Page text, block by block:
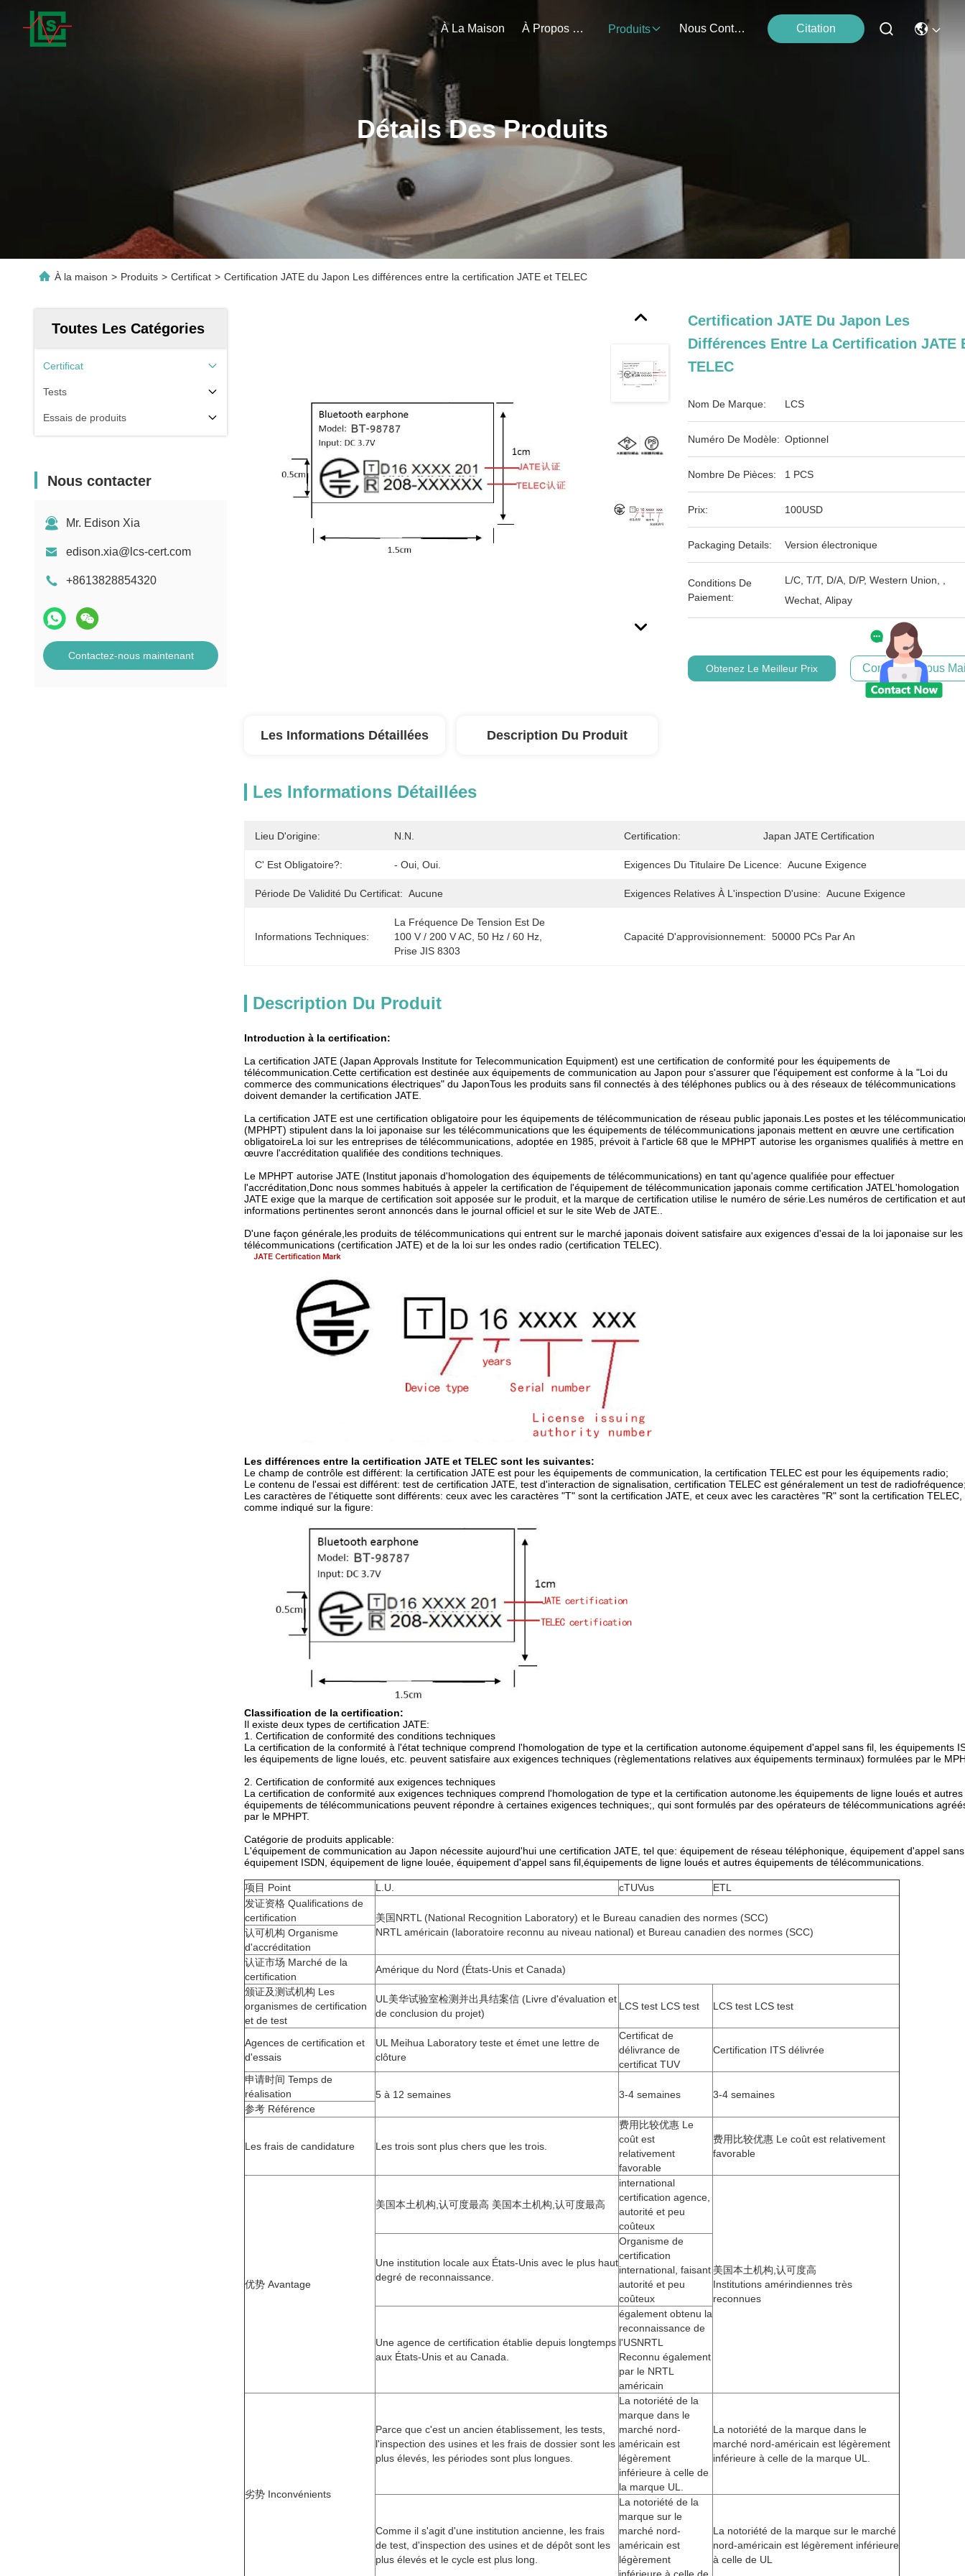
À La Maison À Propos De Nous Produits Nous Contacter Citation
Détails Des Produits
À la maison > Produits > Certificat > Certification JATE du Japon Les différences entre la certification JATE et TELEC
Toutes Les Catégories
Certificat
Tests
Essais de produits
Nous contacter
Mr. Edison Xia
edison.xia@lcs-cert.com
+8613828854320
Contactez-nous maintenant
Certification JATE Du Japon Les
Différences Entre La Certification JATE
TELEC
Nom De Marque: LCS
Numéro De Modèle: Optionnel
Nombre De Pièces: 1 PCS
Prix: 100USD
Packaging Details: Version électronique
Conditions De
Paiement:
L/C, T/T, D/A, D/P, Western Union, ,
Wechat, Alipay
Obtenez Le Meilleur Prix Contactez-Nous
Les Informations Détaillées Description Du Produit
Les Informations Détaillées
Lieu D'origine: N.N. Certification: Japan JATE Certification
C' Est Obligatoire?: - Oui, Oui. Exigences Du Titulaire De Licence: Aucune Exigence
Période De Validité Du Certificat: Aucune Exigences Relatives À L'inspection D'usine: Aucune Exigence
Informations Techniques:
La Fréquence De Tension Est De
100 V / 200 V AC, 50 Hz / 60 Hz,
Prise JIS 8303
Capacité D'approvisionnement: 50000 PCs Par An
Description Du Produit
Introduction à la certification:
La certification JATE (Japan Approvals Institute for Telecommunication Equipment) est une certification de conformité pour les équipements de
télécommunication.Cette certification est destinée aux équipements de communication au Japon pour s'assurer que l'équipement est conforme à la "Loi du
commerce des communications électriques" du JaponTous les produits sans fil connectés à des téléphones publics ou à des réseaux de télécommunications
doivent demander la certification JATE.
La certification JATE est une certification obligatoire pour les équipements de télécommunication de réseau public japonais.Les postes et les
(MPHPT) stipulent dans la loi japonaise sur les télécommunications que les équipements de télécommunications japonais mettent en œuvre une certification
obligatoireLa loi sur les entreprises de télécommunications, adoptée en 1985, prévoit à l'article 68 que le MPHPT autorise les organismes qualifiés à mettre en
œuvre l'accréditation qualifiée des conditions techniques.
Le MPHPT autorise JATE (Institut japonais d'homologation des équipements de télécommunications) en tant qu'agence qualifiée pour effectuer
l'accréditation,Donc nous sommes habitués à appeler la certification de l'équipement de télécommunication japonais comme certification JATEL'homologation
JATE exige que la marque de certification soit apposée sur le produit, et la marque de certification utilise le numéro de série.Les numéros de certification et
informations pertinentes seront annoncés dans le journal officiel et sur le site Web de JATE..
D'une façon générale,les produits de télécommunications qui entrent sur le marché japonais doivent satisfaire aux exigences d'essai de la loi japonaise sur les
télécommunications (certification JATE) et de la loi sur les ondes radio (certification TELEC).
Les différences entre la certification JATE et TELEC sont les suivantes:
Le champ de contrôle est différent: la certification JATE est pour les équipements de communication, la certification TELEC est pour les équipements radio;
Le contenu de l'essai est différent: test de certification JATE, test d'interaction de signalisation, certification TELEC est généralement un test de
Les caractères de l'étiquette sont différents: ceux avec les caractères "T" sont la certification JATE, et ceux avec les caractères "R" sont la certification TELEC,
comme indiqué sur la figure:
Classification de la certification:
Il existe deux types de certification JATE:
1. Certification de conformité des conditions techniques
La certification de la conformité à l'état technique comprend l'homologation de type et la certification autonome.équipement d'appel sans fil, les équipements
les équipements de ligne loués, etc. peuvent satisfaire aux exigences techniques (règlementations relatives aux équipements terminaux) formulées par le
2. Certification de conformité aux exigences techniques
La certification de conformité aux exigences techniques comprend l'homologation de type et la certification autonome.les équipements de ligne loués et autres
équipements de télécommunications peuvent répondre à certaines exigences techniques;, qui sont formulés par des opérateurs de télécommunications
par le MPHPT.
Catégorie de produits applicable:
L'équipement de communication au Japon nécessite aujourd'hui une certification JATE, tel que: équipement de réseau téléphonique, équipement d'appel
équipement ISDN, équipement de ligne louée, équipement d'appel sans fil,équipements de ligne loués et autres équipements de télécommunications.
项目 Point L.U. cTUVus
ETL
发证资格 Qualifications de
certification
美国NRTL (National Recognition Laboratory) et le Bureau canadien des normes (SCC)
NRTL américain (laboratoire reconnu au niveau national) et Bureau canadien des normes (SCC)
认可机构 Organisme
d'accréditation
认证市场 Marché de la
certification
Amérique du Nord (États-Unis et Canada)
颁证及测试机构 Les
organismes de certification
et de test
UL美华试验室检测并出具结案信 (Livre d'évaluation et
de conclusion du projet)
LCS test LCS test LCS test LCS test
Agences de certification et
d'essais
UL Meihua Laboratory teste et émet une lettre de
clôture
Certificat de
délivrance de
certificat TUV
Certification ITS délivrée
申请时间 Temps de
réalisation
5 à 12 semaines 3-4 semaines
3-4 semaines
参考 Référence
Les frais de candidature Les trois sont plus chers que les trois.
费用比较优惠 Le
coût est
relativement
favorable
费用比较优惠 Le coût est relativement
favorable
优势 Avantage
美国本土机构,认可度最高 美国本土机构,认可度最高
international
certification agence,
autorité et peu
coûteux
美国本土机构,认可度高
Institutions amérindiennes très
reconnues
Une institution locale aux États-Unis avec le plus haut
degré de reconnaissance.
Organisme de
certification
international, faisant
autorité et peu
coûteux
Une agence de certification établie depuis longtemps
aux États-Unis et au Canada.
également obtenu la
reconnaissance de
l'USNRTL
Reconnu également
par le NRTL
américain
劣势 Inconvénients
Parce que c'est un ancien établissement, les tests,
l'inspection des usines et les frais de dossier sont les
plus élevés, les périodes sont plus longues.
La notoriété de la
marque dans le
marché nord-
américain est
légèrement
inférieure à celle de
la marque UL.
La notoriété de la marque dans le
marché nord-américain est légèrement
inférieure à celle de la marque UL.
Comme il s'agit d'une institution ancienne, les frais
de test, d'inspection des usines et de dépôt sont les
plus élevés et le cycle est plus long.
La notoriété de la
marque sur le
marché nord-
américain est
légèrement
La notoriété de la marque sur le marché
nord-américain est légèrement inférieure
à celle de UL